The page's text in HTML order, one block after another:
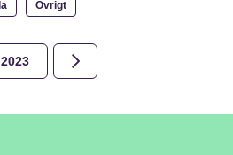
Övrigt
2023 2022